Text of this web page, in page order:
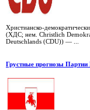
Христианско-
(ХДС; нем. Christlich
Deutschlands (CDU)) — ...
Грустные прогнозы